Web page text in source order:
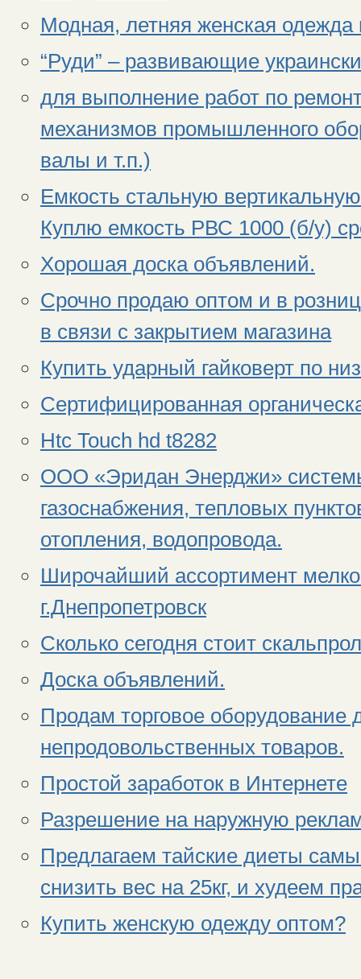
Модная, летняя женская одежда
“Руди” – развивающие
для выполнение работ по
механизмов промышленного
валы и т.п.)
Емкость стальную
Куплю емкость РВС 1000 (б/у)
Хорошая доска объявлений.
Срочно продаю оптом и в
в связи с закрытием магазина
Купить ударный гайковерт по
Сертифицированная
Htc Touch hd t8282
ООО «Эридан Энерджи»
газоснабжения, тепловых
отопления, водопровода.
Широчайший ассортимент
г.Днепропетровск
Сколько сегодня стоит
Доска объявлений.
Продам торговое оборудование
непродовольственных товаров.
Простой заработок в Интернете
Разрешение на наружную
Предлагаем тайские диеты
снизить вес на 25кг, и худеем
Купить женскую одежду оптом?